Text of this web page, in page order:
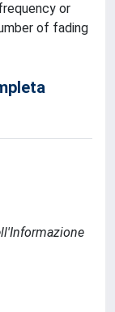
or
of fading